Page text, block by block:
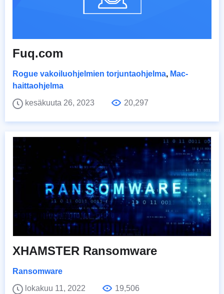
Fuq.com
Rogue vakoiluohjelmien torjuntaohjelma, Mac-
haittaohjelma
kesäkuuta 26, 2023
20,297
XHAMSTER Ransomware
Ransomware
lokakuu 11, 2022
19,506